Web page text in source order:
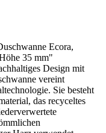
Ecora,
35 mm"
Design mit
vereint
Sie besteht
das recyceltes